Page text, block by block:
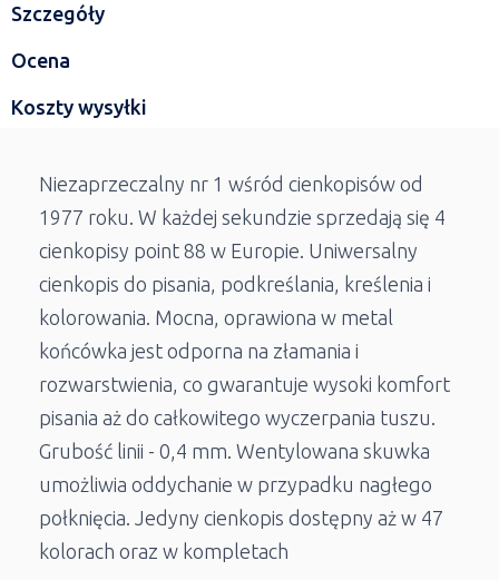
Szczegóły
Ocena
Koszty wysyłki
Niezaprzeczalny nr 1 wśród cienkopisów od
1977 roku. W każdej sekundzie sprzedają się 4
cienkopisy point 88 w Europie. Uniwersalny
cienkopis do pisania, podkreślania, kreślenia i
kolorowania. Mocna, oprawiona w metal
końcówka jest odporna na złamania i
rozwarstwienia, co gwarantuje wysoki komfort
pisania aż do całkowitego wyczerpania tuszu.
Grubość linii - 0,4 mm. Wentylowana skuwka
umożliwia oddychanie w przypadku nagłego
połknięcia. Jedyny cienkopis dostępny aż w 47
kolorach oraz w kompletach